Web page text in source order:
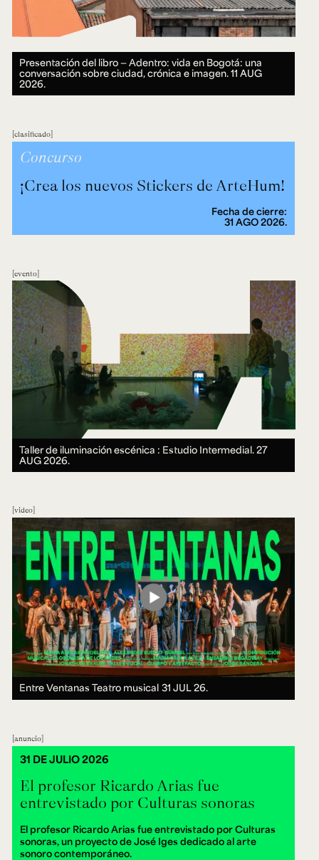
Presentación del libro — Adentro: vida en Bogotá: una
conversación sobre ciudad, crónica e imagen.11 AUG
2026.
clasificado
Concurso
¡Crea los nuevos Stickers de ArteHum!
Fecha de cierre:
31 AGO 2026.
evento
Taller de iluminación escénica : Estudio Intermedial.27
AUG 2026.
video
Entre Ventanas Teatro musical 31 JUL 26.
anuncio
El profesor Ricardo Arias fue
entrevistado por Culturas sonoras
El profesor Ricardo Arias fue entrevistado por Culturas
sonoras, un proyecto de José Iges dedicado al arte
sonoro contemporáneo.
31 DE JULIO 2026